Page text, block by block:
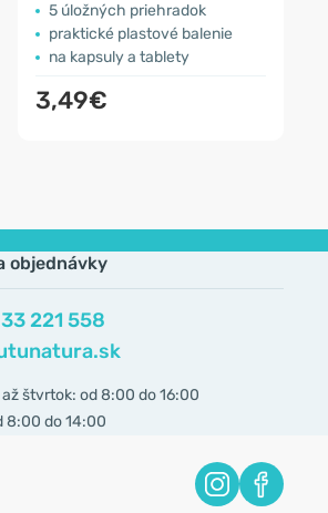
5 úložných priehradok
praktické plastové balenie
na kapsuly a tablety
3,49€
objednávky
221 558
až štvrtok: od 8:00 do 16:00
8:00 do 14:00